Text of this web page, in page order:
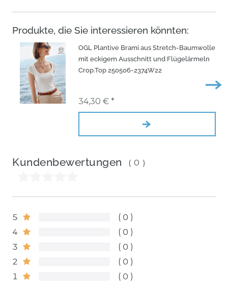
Produkte, die Sie interessieren könnten:
OGL Plantive Brami aus Stretch-Baumwolle
mit eckigem Ausschnitt und Flügelärmeln
Crop.Top 250506-2374W22
34,30 € *
Kundenbewertungen (0)
5
0
4
0
3
0
2
0
1
0